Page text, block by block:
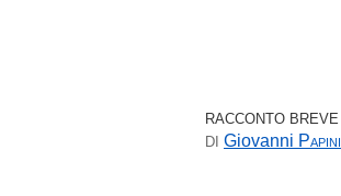
RACCONTO BREVE
DI Giovanni Papini